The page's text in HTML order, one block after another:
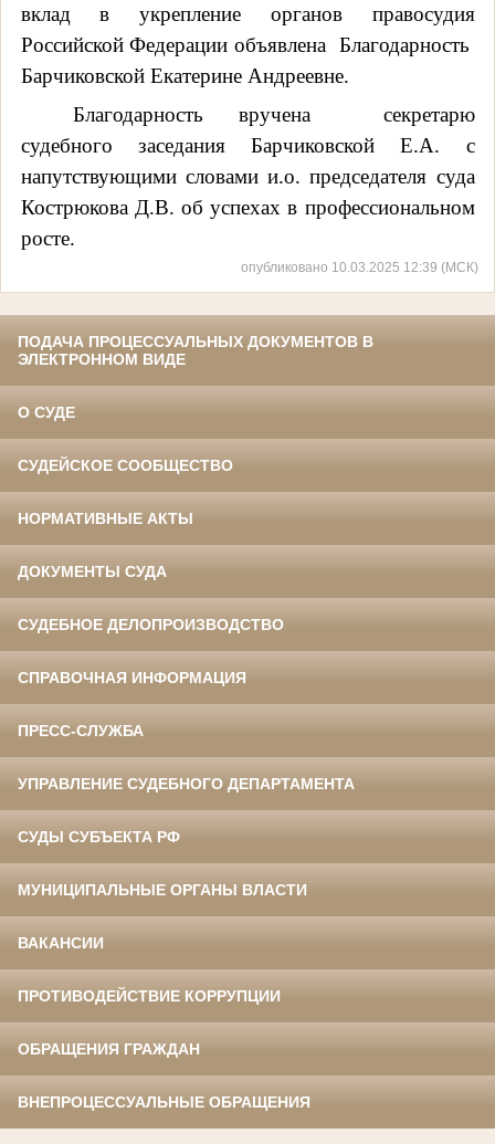
вклад в укрепление органов правосудия
Российской Федерации объявлена Благодарность
Барчиковской Екатерине Андреевне.
Благодарность вручена
секретарю
судебного заседания Барчиковской Е.А. с
напутствующими словами и.о. председателя суда
Кострюкова Д.В. об успехах в профессиональном
росте.
опубликовано 10.03.2025 12:39 (МСК)
ПОДАЧА ПРОЦЕССУАЛЬНЫХ ДОКУМЕНТОВ В
ЭЛЕКТРОННОМ ВИДЕ
О СУДЕ
СУДЕЙСКОЕ СООБЩЕСТВО
НОРМАТИВНЫЕ АКТЫ
ДОКУМЕНТЫ СУДА
СУДЕБНОЕ ДЕЛОПРОИЗВОДСТВО
СПРАВОЧНАЯ ИНФОРМАЦИЯ
ПРЕСС-СЛУЖБА
УПРАВЛЕНИЕ СУДЕБНОГО ДЕПАРТАМЕНТА
СУДЫ СУБЪЕКТА РФ
МУНИЦИПАЛЬНЫЕ ОРГАНЫ ВЛАСТИ
ВАКАНСИИ
ПРОТИВОДЕЙСТВИЕ КОРРУПЦИИ
ОБРАЩЕНИЯ ГРАЖДАН
ВНЕПРОЦЕССУАЛЬНЫЕ ОБРАЩЕНИЯ